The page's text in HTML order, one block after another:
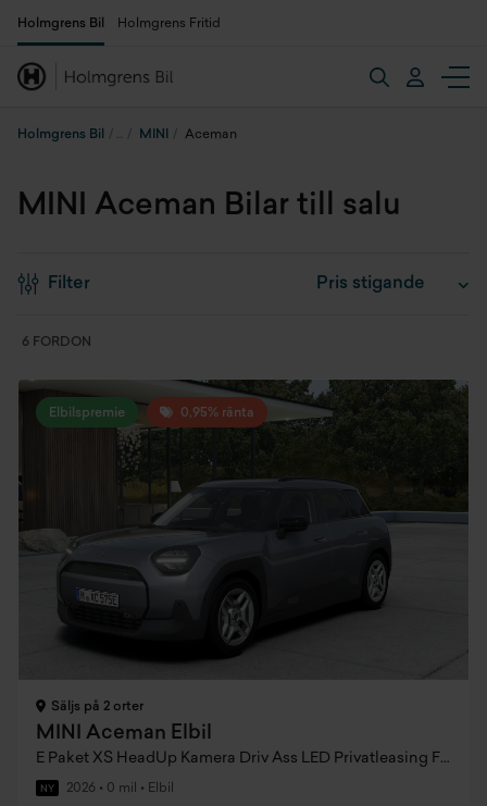
Holmgrens Bil Holmgrens Fritid
Holmgrens Bil MINI Aceman
MINI Aceman Bilar till salu
Filter
6 FORDON
Elbilspremie 0,95% ränta
Säljs på 2 orter
MINI Aceman Elbil
E Paket XS HeadUp Kamera Driv Ass LED Privatleasing Fr. 3895:- / mån
NY 2026 • 0 mil • Elbil